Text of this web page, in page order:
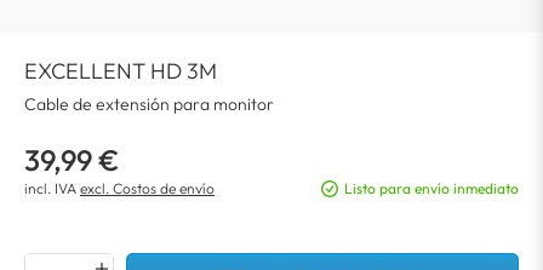
EXCELLENT HD 3M
Cable de extensión para monitor
39,99 €
incl. IVA excl. Costos de envío Listo para envío inmediato